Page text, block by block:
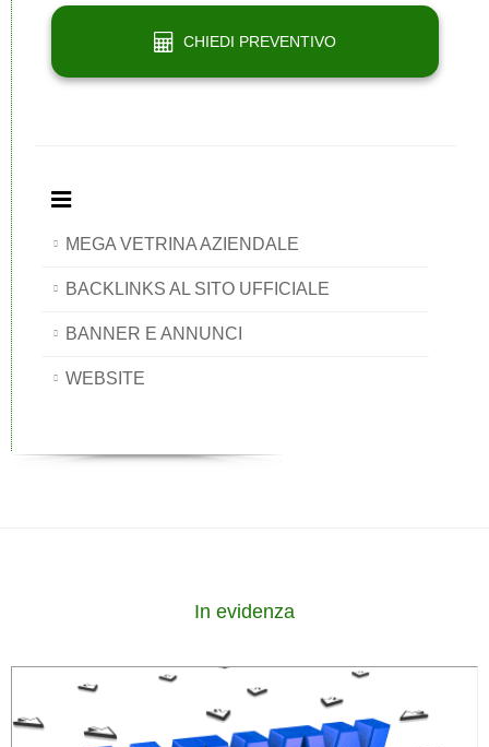
CHIEDI PREVENTIVO
MEGA VETRINA AZIENDALE
BACKLINKS AL SITO UFFICIALE
BANNER E ANNUNCI
WEBSITE
In evidenza